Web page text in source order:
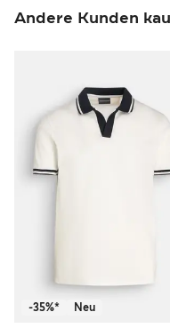
Andere Kunden
-35%* Neu